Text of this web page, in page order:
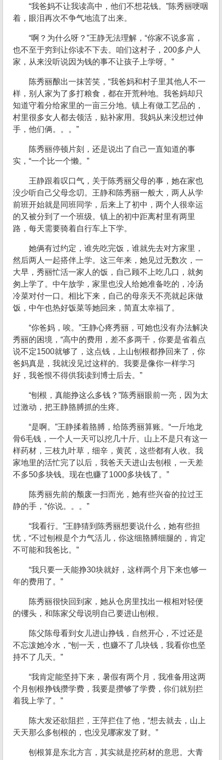
“我爸妈不让我读高中，他们不想花钱。”陈秀丽哽咽
着，眼泪再次不争气地流了出来。
“啊？为什么呀？”王静无法理解，“你家不说多富，
也不至于穷到让你读不下去。咱们这村子，200多户人
家，从来没听说因为钱的事不让孩子上学呀。”
陈秀丽酿出一抹苦笑，“我爸妈和村子里其他人不一
样，别人家为了多打粮食，都在开荒种地。我爸妈却只
知道守着分给家里的一亩三分地。镇上有做工艺品的，
村里很多女人都去领活，贴补家用。我妈从来没想过伸
手，他们俩。。。”
陈秀丽停顿片刻，还是说出了自己一直知道的事
实，“一个比一个懒。”
王静跟着叹口气，关于陈秀丽父母的事，她在家也
没少听自己父母念叨。王静和陈秀丽一般大，两人从学
前班开始就是同班同学，后来上了初中，两个人很幸运
的又被分到了一个班级。镇上的初中距离村里有两里
路，每天需要骑着自行车上下学。
她俩有过约定，谁先吃完饭，谁就先去对方家里，
然后两人一起搭伴上学。这三年来，她见过无数次，一
大早，秀丽忙活一家人的饭，自己顾不上吃几口，就匆
匆上学了。中午放学，家里也没人给她准备吃的，冷汤
冷菜对付一口。相比下来，自己的母亲天不亮就起床做
饭，中午也热好饭菜等她回来，简直太幸福了。
“你爸妈，唉。”王静心疼秀丽，可她也没有办法解决
秀丽的困境，“高中的费用，差不多两千，你要是省着点
说不定1500就够了，这点钱，上山刨根都挣回来了，你
爸妈真是，我就没见过这样的。我要是像你一样学习
好，我爸恨不得供我读到博士后去。”
“刨根，真能挣这么多钱？”陈秀丽眼前一亮，因为太
过激动，把王静胳膊抓的生疼。
“是啊。”王静揉着胳膊，给陈秀丽算账。“一斤地龙
骨6毛钱，一个人一天可以挖几十斤。山上不是只有这一
样药材，三枝九叶草，细辛，黄芪，这些都有人收。我
家地里的活忙完了以后，我爸天天进山去刨根，一天差
不多50多块钱。现在也赚了1000多块钱了。”
陈秀丽先前的颓废一扫而光，她有些兴奋的拉过王
静的手，“你说。。。”
“我看行。”王静猜到陈秀丽想要说什么，她有些担
忧，“不过刨根是个力气活儿，你这细胳膊细腿的，肯定
不可能和我爸比。”
“我只要一天能挣30块就好，这样两个月下来也够一
年的费用了。”
陈秀丽很快回到家，她从仓房里找出一根相对轻便
的䦆头，和陈家父母说明自己要进山刨根。
陈父陈母看到女儿进山挣钱，自然开心，不过还是
不忘泼她冷水，“刨一天，也赚不了几块钱，我看你也坚
持不了几天。”
“我肯定能坚持下来，暑假有两个月，我准备用这两
个月刨根挣钱攒学费，我要是攒够了学费，你们就别拦
着我上学了。”
陈大发还欲阻拦，王萍拦住了他，“想去就去，山上
天天那么多刨根的，也没见哪家发了财。”
刨根算是东北方言，其实就是挖药材的意思。大青